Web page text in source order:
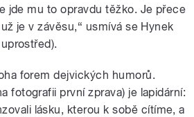
jde mu to opravdu těžko. Je přece
je v závěsu,“ usmívá se Hynek
forem dejvických humorů.
fotografii první zprava) je lapidární:
lásku, kterou k sobě cítíme, a